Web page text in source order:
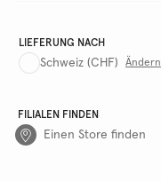
LIEFERUNG NACH
Schweiz (CHF) Ändern
FILIALEN FINDEN
Einen Store finden